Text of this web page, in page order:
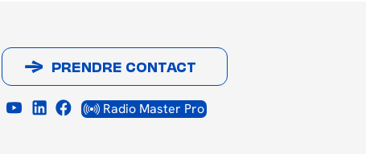
PRENDRE CONTACT
Radio Master Pro